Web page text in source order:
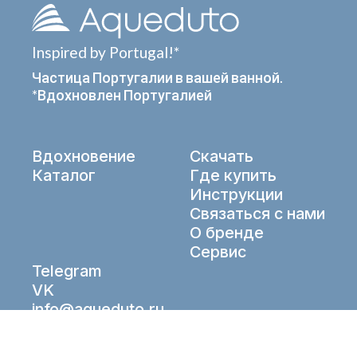
Inspired by Portugal!*
Частица Португалии в вашей ванной.
*Вдохновлен Португалией
Вдохновение
Каталог
Скачать
Где купить
Инструкции
Связаться с нами
О бренде
Сервис
Telegram
VK
info@aqueduto.ru